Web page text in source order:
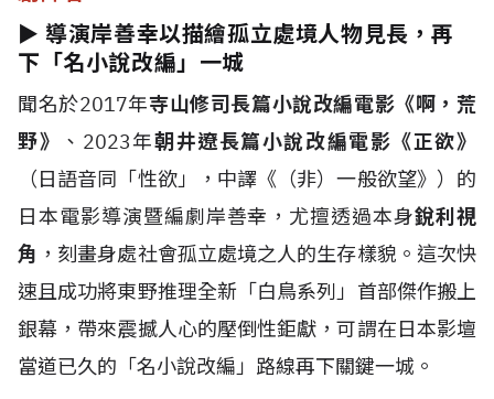
► 導演岸善幸以描繪孤立處境人物見長，再
下「名小說改編」一城
聞名於2017年寺山修司長篇小說改編電影《啊，荒
野》
、2023年朝井遼長篇小說改編電影《正欲》
（日語音同「性欲」，中譯《（非）一般欲望》）的
日本電影導演暨編劇岸善幸，尤擅透過本身銳利視
角 ，刻畫身處社會孤立處境之人的生存樣貌。這次快
速且成功將東野推理全新「白鳥系列」首部傑作搬上
銀幕，帶來震撼人心的壓倒性鉅獻，可謂在日本影壇
當道已久的「名小說改編」路線再下關鍵一城。